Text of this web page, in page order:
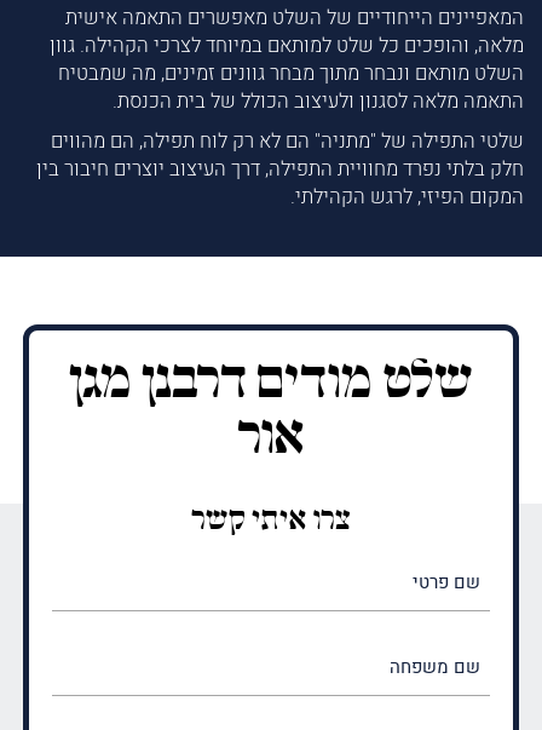
המאפיינים הייחודיים של השלט מאפשרים התאמה אישית
מלאה, והופכים כל שלט למותאם במיוחד לצרכי הקהילה. גוון
השלט מותאם ונבחר מתוך מבחר גוונים זמינים, מה שמבטיח
התאמה מלאה לסגנון ולעיצוב הכולל של בית הכנסת.
שלטי התפילה של "מתניה" הם לא רק לוח תפילה, הם מהווים
חלק בלתי נפרד מחוויית התפילה, דרך העיצוב יוצרים חיבור בין
המקום הפיזי, לרגש הקהילתי.
שלט מודים דרבנן מגן
אור
צרו איתי קשר
(חובה)
(חובה)